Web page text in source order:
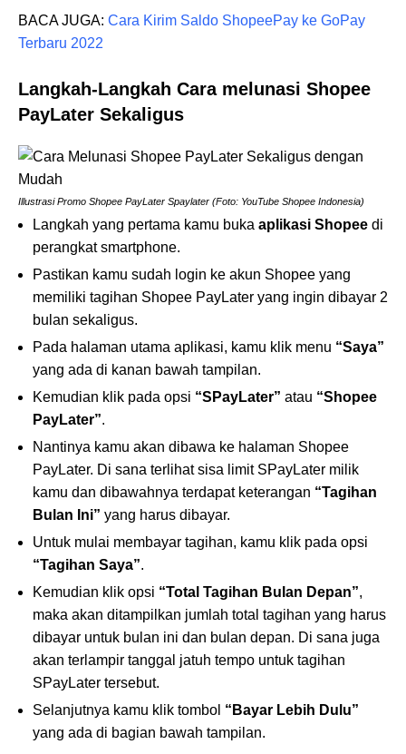
BACA JUGA: Cara Kirim Saldo ShopeePay ke GoPay
Terbaru 2022
Langkah-Langkah Cara melunasi Shopee
PayLater Sekaligus
Illustrasi Promo Shopee PayLater Spaylater (Foto: YouTube Shopee Indonesia)
Langkah yang pertama kamu buka aplikasi Shopee di
perangkat smartphone.
Pastikan kamu sudah login ke akun Shopee yang
memiliki tagihan Shopee PayLater yang ingin dibayar 2
bulan sekaligus.
Pada halaman utama aplikasi, kamu klik menu “Saya”
yang ada di kanan bawah tampilan.
Kemudian klik pada opsi “SPayLater” atau “Shopee
PayLater”.
Nantinya kamu akan dibawa ke halaman Shopee
PayLater. Di sana terlihat sisa limit SPayLater milik
kamu dan dibawahnya terdapat keterangan “Tagihan
Bulan Ini” yang harus dibayar.
Untuk mulai membayar tagihan, kamu klik pada opsi
“Tagihan Saya”.
Kemudian klik opsi “Total Tagihan Bulan Depan”,
maka akan ditampilkan jumlah total tagihan yang harus
dibayar untuk bulan ini dan bulan depan. Di sana juga
akan terlampir tanggal jatuh tempo untuk tagihan
SPayLater tersebut.
Selanjutnya kamu klik tombol “Bayar Lebih Dulu”
yang ada di bagian bawah tampilan.